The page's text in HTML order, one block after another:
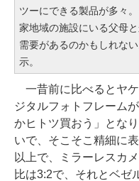
ツーにできる製品が多々
家地域の施設にいる父母
需要があるのかもしれな
示。
一昔前に比べるとヤ
ジタルフォトフレーム
かヒトツ買おう」とな
いで、そこそこ精細に
以上で、ミラーレスカ
比は3:2で、それとベ